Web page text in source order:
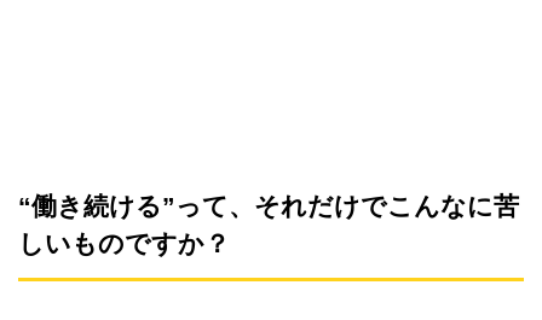
“働き続ける”って、それだけでこんなに苦
しいものですか？